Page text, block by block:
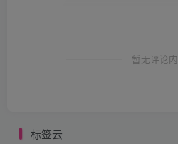
暂无评论
标签云